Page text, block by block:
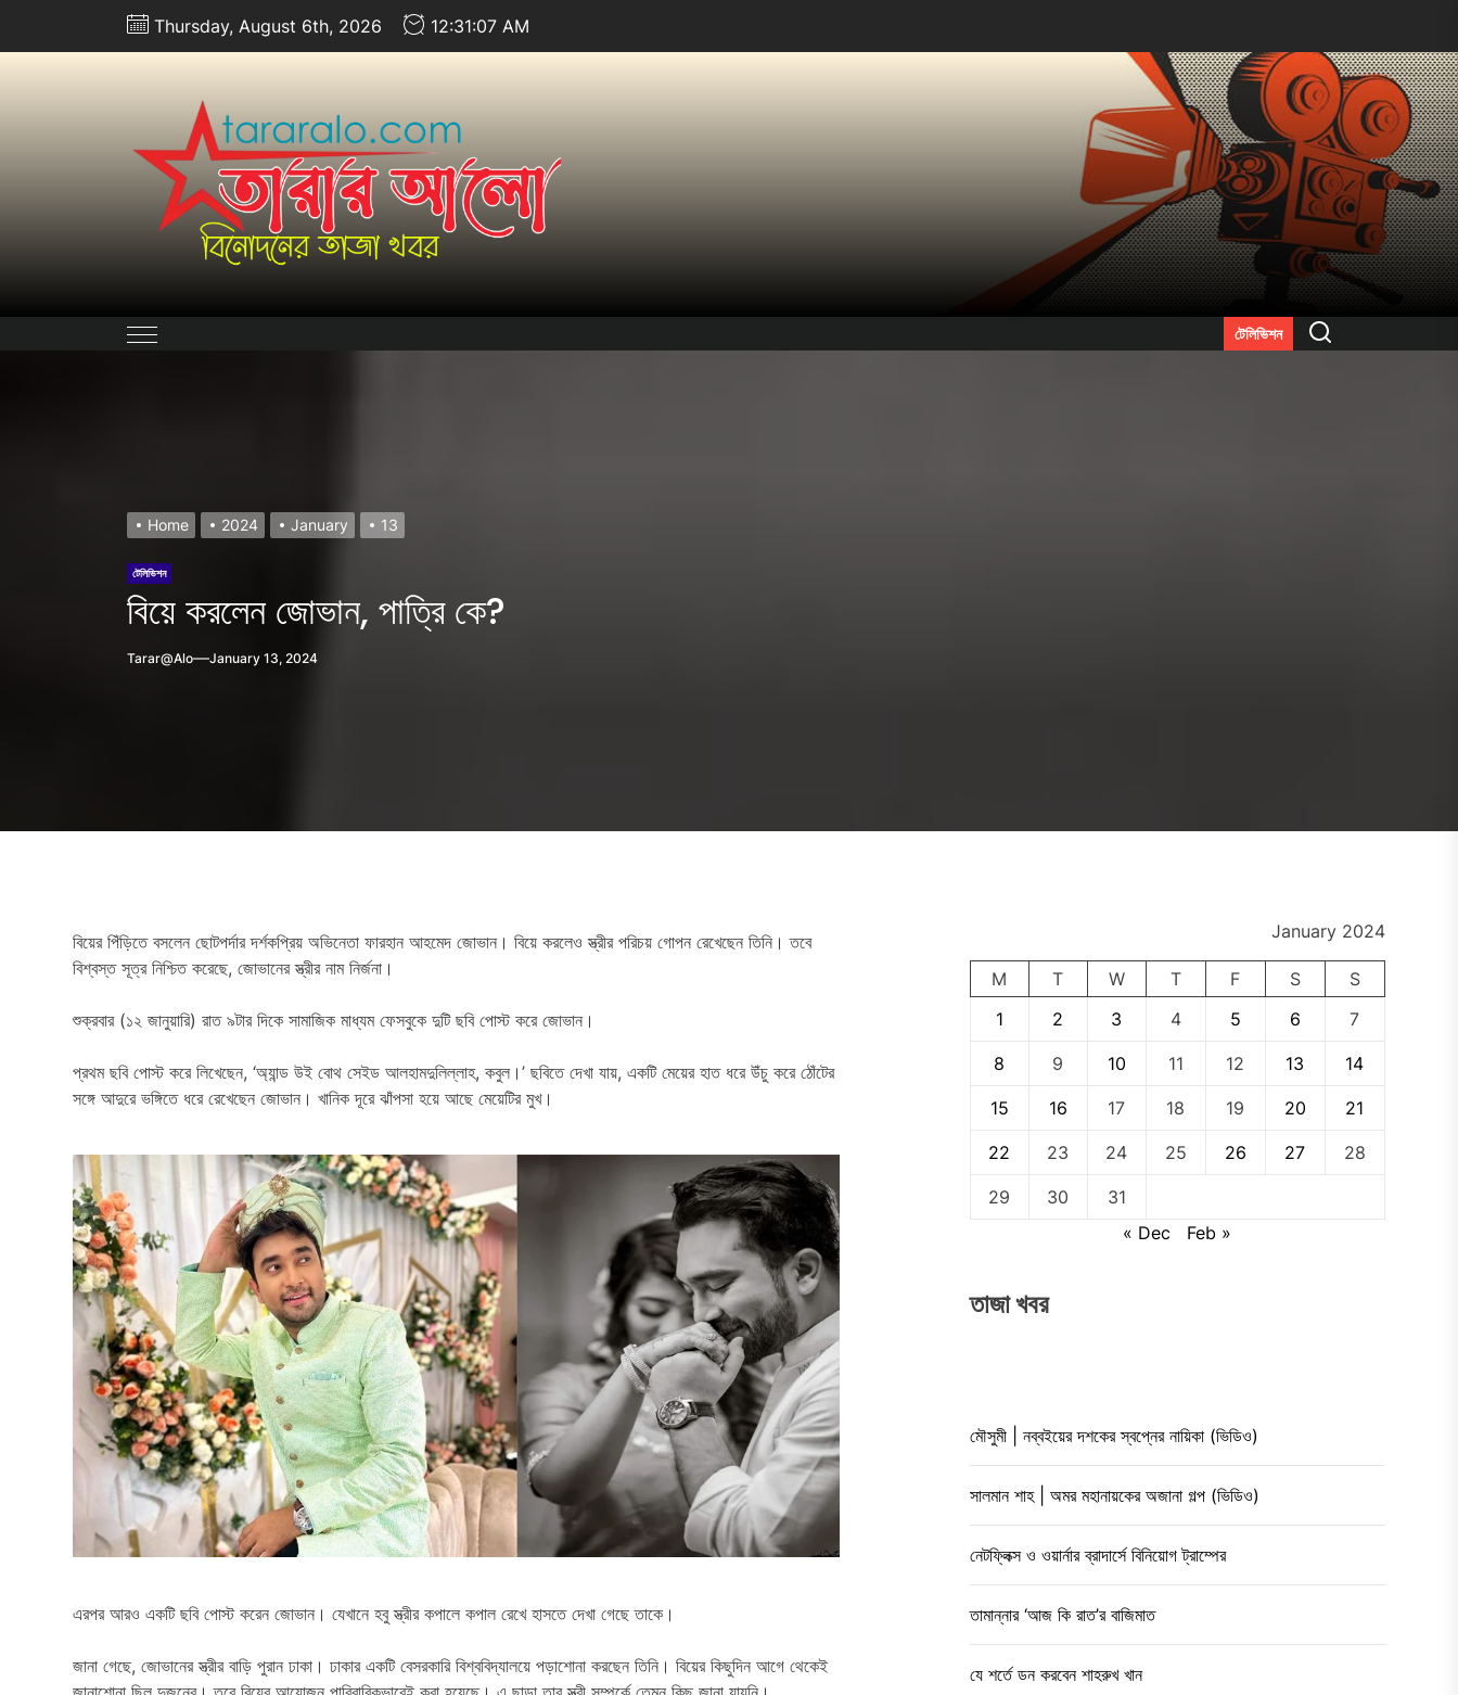
Thursday, August 6th, 2026 12:31:08 AM
তারার
আলো.কম
টেলিভিশন Search
Home 2024 January 13
টেলিভিশন
বিয়ে করলেন জোভান, পাত্রি কে?
Tarar@alo January 13, 2024
বিয়ের পিঁড়িতে বসলেন ছোটপর্দার দর্শকপ্রিয় অভিনেতা ফারহান আহমেদ জোভান। বিয়ে করলেও স্ত্রীর পরিচয় গোপন রেখেছেন তিনি। তবে
বিশ্বস্ত সূত্র নিশ্চিত করেছে, জোভানের স্ত্রীর নাম নির্জনা।
শুক্রবার (১২ জানুয়ারি) রাত ৯টার দিকে সামাজিক মাধ্যম ফেসবুকে দুটি ছবি পোস্ট করে জোভান।
প্রথম ছবি পোস্ট করে লিখেছেন, ‘অ্যান্ড উই বোথ সেইড আলহামদুলিল্লাহ, কবুল।’ ছবিতে দেখা যায়, একটি মেয়ের হাত ধরে উঁচু করে ঠোঁটের
সঙ্গে আদুরে ভঙ্গিতে ধরে রেখেছেন জোভান। খানিক দূরে ঝাঁপসা হয়ে আছে মেয়েটির মুখ।
এরপর আরও একটি ছবি পোস্ট করেন জোভান। যেখানে হবু স্ত্রীর কপালে কপাল রেখে হাসতে দেখা গেছে তাকে।
জানা গেছে, জোভানের স্ত্রীর বাড়ি পুরান ঢাকা। ঢাকার একটি বেসরকারি বিশ্ববিদ্যালয়ে পড়াশোনা করছেন তিনি। বিয়ের কিছুদিন আগে থেকেই
January 2024
M T W T F S
S
1
2 3 4 5 6 7
8 9 10 11 12 13 14
15 16 17 18 19 20 21
22 23 24 25 26 27 28
29 30
31
« Dec
Feb »
তাজা খবর
মৌসুমী | নব্বইয়ের দশকের স্বপ্নের নায়িকা (ভিডিও)
সালমান শাহ | অমর মহানায়কের অজানা গল্প (ভিডিও)
নেটফ্লিক্স ও ওয়ার্নার ব্রাদার্সে বিনিয়োগ ট্রাম্পের
তামান্নার ‘আজ কি রাত’র বাজিমাত
যে শর্তে ডন করবেন শাহরুখ খান